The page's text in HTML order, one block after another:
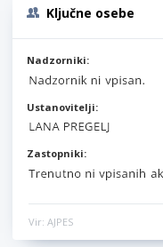
Ključne osebe
Nadzorniki:
Ustanovitelji:
Zastopniki:
Vir: AJPES